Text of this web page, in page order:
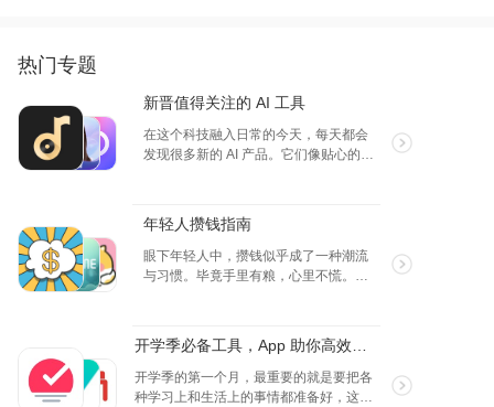
热门专题
新晋值得关注的 AI 工具
在这个科技融入日常的今天，每天都会
发现很多新的 AI 产品。它们像贴心的小
都让生活变得更加轻松惬意。介绍几款
新晋的 AI 产品，为你的生活增加更多便
捷。
年轻人攒钱指南
眼下年轻人中，攒钱似乎成了一种潮流
与习惯。毕竟手里有粮，心里不慌。攒
确和长远的决定，把钱花在刀刃上，花
在那些真正提升生活品质的物品与服务
上。也许你可以从记账开始，可以帮助
我们更准确、更全面地管理自己的资
开学季的第一个月，最重要的就是要把各
种学习上和生活上的事情都准备好，这样